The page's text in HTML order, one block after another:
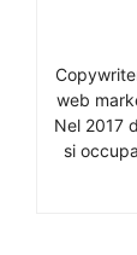
web
Nel 2017
si